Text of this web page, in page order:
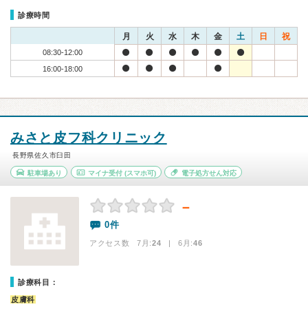
診療時間
月 火 水 木 金 土 日 祝
08:30-12:00
16:00-18:00
みさと皮フ科クリニック
長野県佐久市臼田
駐車場あり マイナ受付(スマホ可) 電子処方せん対応
－
0件
アクセス数 7月:24 | 6月:46
診療科目：
皮膚科